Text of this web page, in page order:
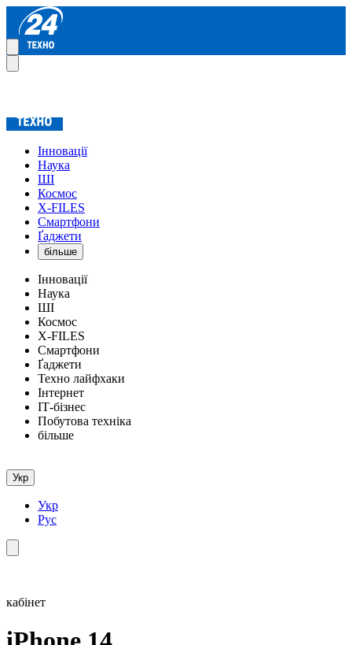
Інновації
Наука
ШІ
Космос
X-FILES
Смартфони
Ґаджети
більше
Інновації
Наука
ШІ
Космос
X-FILES
Смартфони
Ґаджети
Техно лайфхаки
Інтернет
ІТ-бізнес
Побутова техніка
більше
Укр
Укр
Рус
кабінет